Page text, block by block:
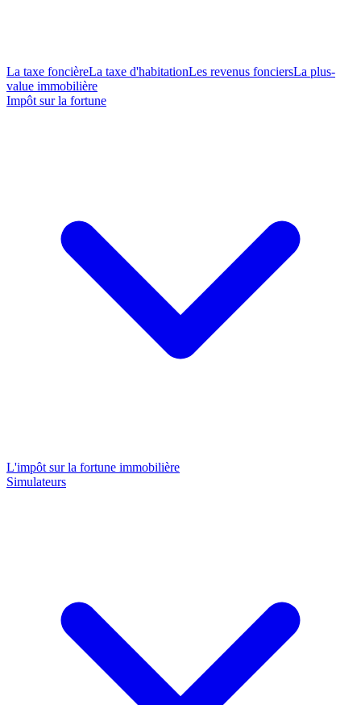
La taxe foncièreLa taxe d'habitationLes revenus fonciersLa plus-
value immobilière
Impôt sur la fortune
L'impôt sur la fortune immobilière
Simulateurs